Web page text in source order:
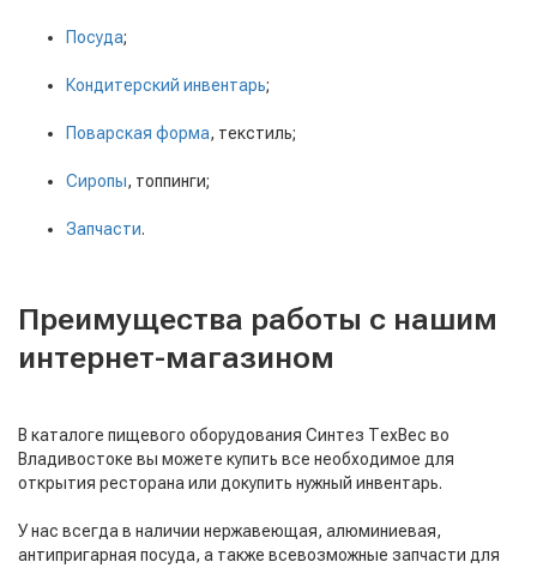
Посуда;
Кондитерский инвентарь;
Поварская форма, текстиль;
Сиропы, топпинги;
Запчасти.
Преимущества работы с нашим
интернет-магазином
В каталоге пищевого оборудования Синтез ТехВес во
Владивостоке вы можете купить все необходимое для
открытия ресторана или докупить нужный инвентарь.
У нас всегда в наличии нержавеющая, алюминиевая,
антипригарная посуда, а также всевозможные запчасти для